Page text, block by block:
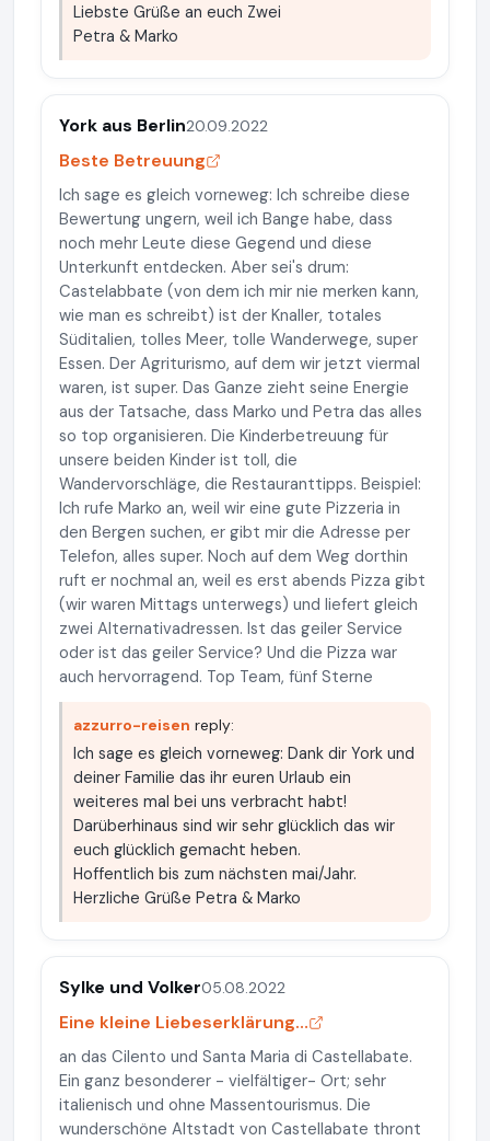
Liebste Grüße an euch Zwei
Petra & Marko
York aus Berlin20.09.2022
Beste Betreuung
Ich sage es gleich vorneweg: Ich schreibe diese
Bewertung ungern, weil ich Bange habe, dass
noch mehr Leute diese Gegend und diese
Unterkunft entdecken. Aber sei's drum:
Castelabbate (von dem ich mir nie merken kann,
wie man es schreibt) ist der Knaller, totales
Süditalien, tolles Meer, tolle Wanderwege, super
Essen. Der Agriturismo, auf dem wir jetzt viermal
waren, ist super. Das Ganze zieht seine Energie
aus der Tatsache, dass Marko und Petra das alles
so top organisieren. Die Kinderbetreuung für
unsere beiden Kinder ist toll, die
Wandervorschläge, die Restauranttipps. Beispiel:
Ich rufe Marko an, weil wir eine gute Pizzeria in
den Bergen suchen, er gibt mir die Adresse per
Telefon, alles super. Noch auf dem Weg dorthin
ruft er nochmal an, weil es erst abends Pizza gibt
(wir waren Mittags unterwegs) und liefert gleich
zwei Alternativadressen. Ist das geiler Service
oder ist das geiler Service? Und die Pizza war
auch hervorragend. Top Team, fünf Sterne
azzurro-reisen reply:
Ich sage es gleich vorneweg: Dank dir York und
deiner Familie das ihr euren Urlaub ein
weiteres mal bei uns verbracht habt!
Darüberhinaus sind wir sehr glücklich das wir
euch glücklich gemacht heben.
Hoffentlich bis zum nächsten mai/Jahr.
Herzliche Grüße Petra & Marko
Sylke und Volker05.08.2022
Eine kleine Liebeserklärung…
an das Cilento und Santa Maria di Castellabate.
Ein ganz besonderer - vielfältiger- Ort; sehr
italienisch und ohne Massentourismus. Die
wunderschöne Altstadt von Castellabate thront